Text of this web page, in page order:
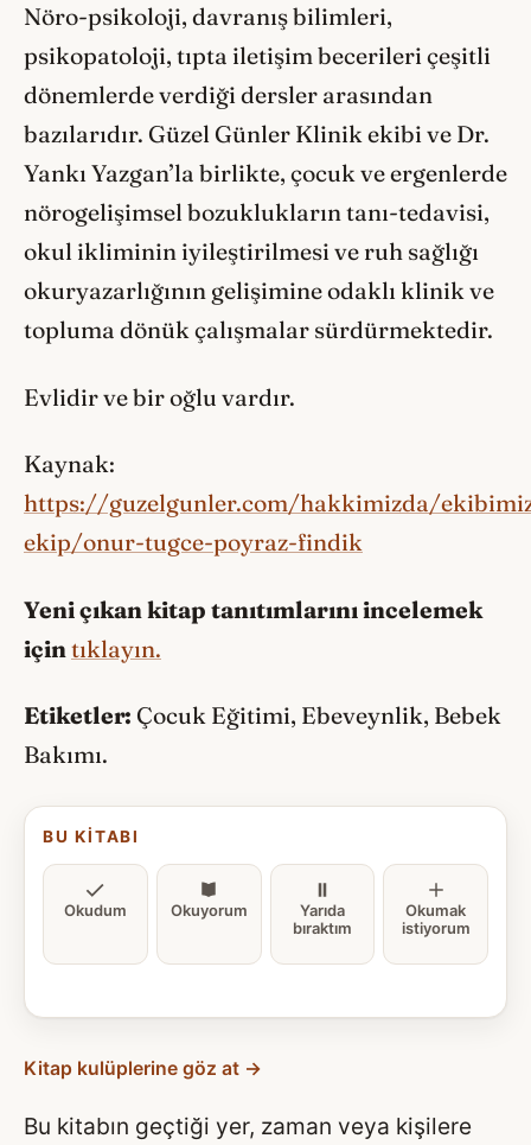
Nöro-psikoloji, davranış bilimleri,
psikopatoloji, tıpta iletişim becerileri çeşitli
dönemlerde verdiği dersler arasından
bazılarıdır. Güzel Günler Klinik ekibi ve Dr.
Yankı Yazgan’la birlikte, çocuk ve ergenlerde
nörogelişimsel bozuklukların tanı-tedavisi,
okul ikliminin iyileştirilmesi ve ruh sağlığı
okuryazarlığının gelişimine odaklı klinik ve
topluma dönük çalışmalar sürdürmektedir.
Evlidir ve bir oğlu vardır.
Kaynak:
https://guzelgunler.com/hakkimizda/
ekip/onur-tugce-poyraz-findik
Yeni çıkan kitap tanıtımlarını incelemek
içintıklayın.
Etiketler: Çocuk Eğitimi, Ebeveynlik, Bebek
Bakımı.
BU KITABI
Okudum Okuyorum
Yarıda
bıraktım
Okumak
istiyorum
Kitap kulüplerine göz at →
Bu kitabın geçtiği yer, zaman veya kişilere